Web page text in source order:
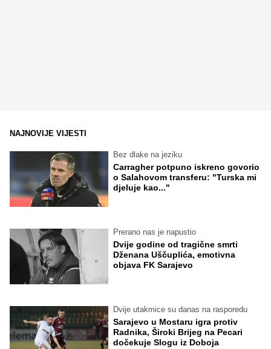
NAJNOVIJE VIJESTI
Bez dlake na jeziku
Carragher potpuno iskreno govorio
o Salahovom transferu: "Turska mi
djeluje kao..."
Prerano nas je napustio
Dvije godine od tragične smrti
Dženana Uščuplića, emotivna
objava FK Sarajevo
Dvije utakmice su danas na rasporedu
Sarajevo u Mostaru igra protiv
Radnika, Široki Brijeg na Pecari
dočekuje Slogu iz Doboja